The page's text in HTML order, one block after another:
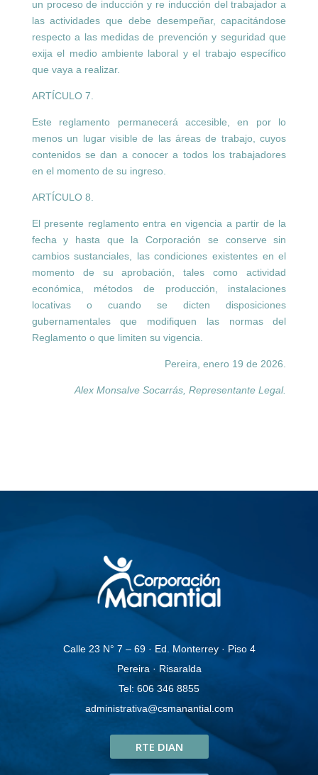
un proceso de inducción y re inducción del trabajador a
las actividades que debe desempeñar, capacitándose
respecto a las medidas de prevención y seguridad que
exija el medio ambiente laboral y el trabajo específico
que vaya a realizar.
ARTÍCULO 7.
Este reglamento permanecerá accesible, en por lo
menos un lugar visible de las áreas de trabajo, cuyos
contenidos se dan a conocer a todos los trabajadores
en el momento de su ingreso.
ARTÍCULO 8.
El presente reglamento entra en vigencia a partir de la
fecha y hasta que la Corporación se conserve sin
cambios sustanciales, las condiciones existentes en el
momento de su aprobación, tales como actividad
económica, métodos de producción, instalaciones
locativas o cuando se dicten disposiciones
gubernamentales que modifiquen las normas del
Reglamento o que limiten su vigencia.
Pereira, enero 19 de 2026.
Alex Monsalve Socarrás,Representante Legal.
Calle 23 N° 7 – 69 · Ed. Monterrey · Piso 4
Pereira · Risaralda
Tel: 606 346 8855
administrativa@csmanantial.com
RTE DIAN